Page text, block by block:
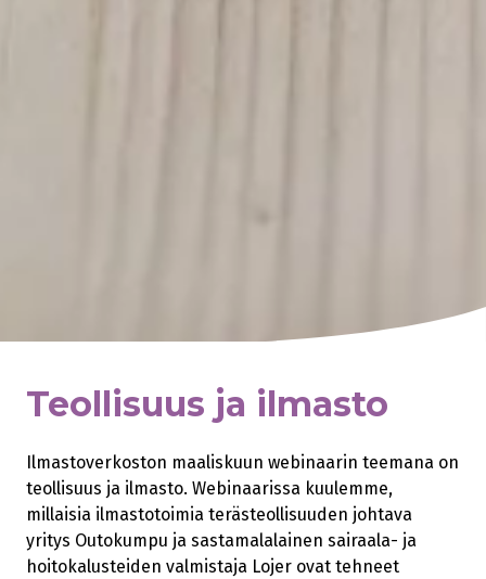
Teollisuus ja ilmasto
Ilmastoverkoston maaliskuun webinaarin teemana on
teollisuus ja ilmasto. Webinaarissa kuulemme,
millaisia ilmastotoimia terästeollisuuden johtava
yritys Outokumpu ja sastamalalainen sairaala- ja
hoitokalusteiden valmistaja Lojer ovat tehneet